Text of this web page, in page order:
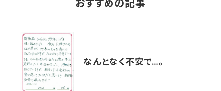
おすすめの記事
なんとなく不安で…。